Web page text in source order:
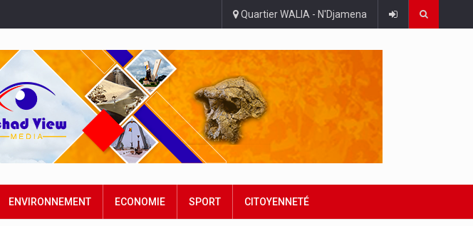
Quartier WALIA - N'Djamena
ENVIRONNEMENT ECONOMIE SPORT CITOYENNETÉ